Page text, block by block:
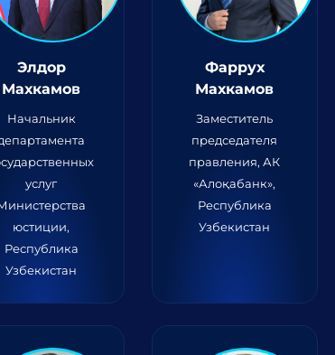
Элдор
Махкамов
Начальник
услуг
юстиции,
Республика
Узбекистан
Фаррух
Махкамов
Заместитель
председателя
правления, АК
«Алоқабанк»,
Республика
Узбекистан